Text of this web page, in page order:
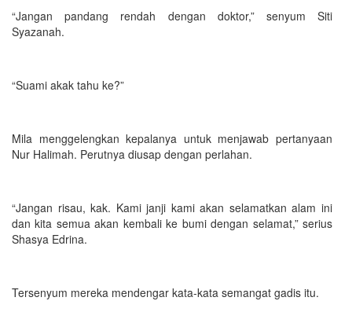
“Jangan pandang rendah dengan doktor,” senyum Siti
Syazanah.
“Suami akak tahu ke?”
Mila menggelengkan kepalanya untuk menjawab pertanyaan
Nur Halimah. Perutnya diusap dengan perlahan.
“Jangan risau, kak. Kami janji kami akan selamatkan alam ini
dan kita semua akan kembali ke bumi dengan selamat,” serius
Shasya Edrina.
Tersenyum mereka mendengar kata-kata semangat gadis itu.